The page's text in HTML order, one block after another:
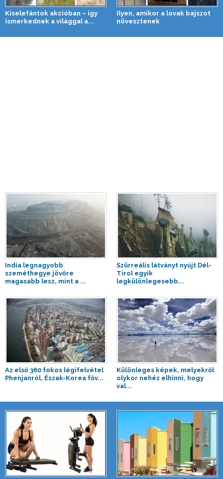
Kiselefántok akcióban – így
ismerkednek a világgal a...
Ilyen, amikor a lovak bajszot
növesztenek
India legnagyobb
szeméthegye jövőre
magasabb lesz, mint a ...
Szürreális látványt nyújt Dél-
Tirol egyik
legkülönlegesebb...
Az első 360 fokos légifelvétel
Phenjanról, Észak-Korea főv...
Különleges képek, melyekről
olykor nehéz elhinni, hogy
val...